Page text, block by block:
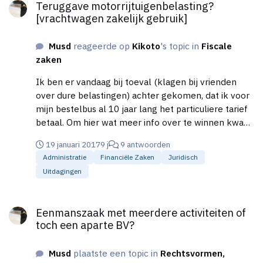
ervan uit dat een omzet van €3500,- á €4000,- per
week haalbaar is. Dit is echter meer gevoelsmatig,
goede omzetcijfers vinden van winkels die enigzins
vergelijkbaar zijn als die van ons plan. Waar zou ik
cijfers kunnen vinden voor vergelijking of wie kan
aan de hand van bovenstaande gegevens zeggen of
ons plan realiseerbaar is of niet.
Teruggave motorrijtuigenbelasting?
[vrachtwagen zakelijk gebruik]
Musd reageerde op Kikoto's topic in Fiscale
zaken
Ik ben er vandaag bij toeval (klagen bij vrienden
over dure belastingen) achter gekomen, dat ik voor
mijn bestelbus al 10 jaar lang het particuliere tarief
betaal. Om hier wat meer info over te winnen kwam
teruggave en hoeveel? Iemand nog tips hoe dit aan
te pakken. Ik heb zojuist een brief opgesteld voor
de belastingdienst, waarin ik dit voorval kenbaar
omdat de belastingdienst op haar website heeft
staan "Wij passen het tarief voor ondernemers
Iemand nog tips hoe ik dit verder moet aanpakken?
19 januari 20179 j 9 antwoorden
Administratie Financiële Zaken
Juridisch
Uitdagingen
Eenmanszaak met meerdere activiteiten of
toch een aparte BV?
Musd plaatste een topic in Rechtsvormen,